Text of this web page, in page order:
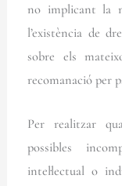
no implicant la
l’existència de
sobre els
recomanació per
Per realitzar
possibles
intel·lectual o